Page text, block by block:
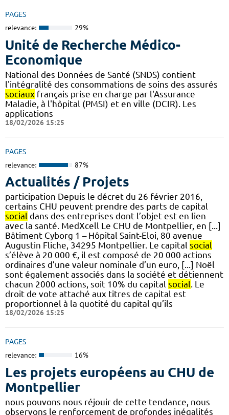
PAGES
relevance: 29%
Unité de Recherche Médico-
Economique
National des Données de Santé (SNDS) contient
l'intégralité des consommations de soins des assurés
sociaux français prise en charge par l'Assurance
Maladie, à l'hôpital (PMSI) et en ville (DCIR). Les
applications
18/02/2026 15:25
PAGES
relevance: 87%
Actualités / Projets
participation Depuis le décret du 26 février 2016,
certains CHU peuvent prendre des parts de capital
social dans des entreprises dont l’objet est en lien
avec la santé. MedXcell Le CHU de Montpellier, en [...]
Bâtiment Cyborg 1 – Hôpital Saint-Eloi, 80 avenue
Augustin Fliche, 34295 Montpellier. Le capital social
s’élève à 20 000 €, il est composé de 20 000 actions
ordinaires d’une valeur nominale d’un euro, [...] Noël
sont également associés dans la société et détiennent
chacun 2000 actions, soit 10% du capital social. Le
droit de vote attaché aux titres de capital est
proportionnel à la quotité du capital qu’ils
18/02/2026 15:25
PAGES
relevance: 16%
Les projets européens au CHU de
Montpellier
nous pouvons nous réjouir de cette tendance, nous
observons le renforcement de profondes inégalités